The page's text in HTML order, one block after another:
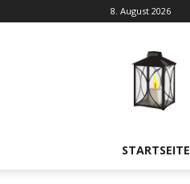
8. August 2026
STARTSEITE